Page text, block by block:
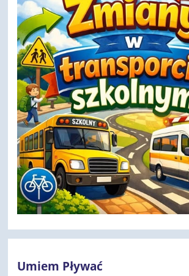
Umiem Pływać